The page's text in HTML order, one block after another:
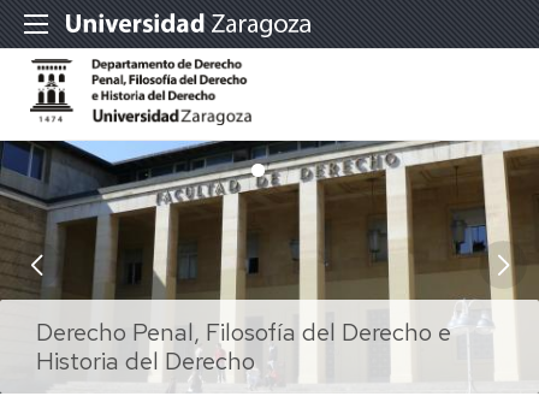
Derecho Penal, Filosofía del Derecho e
Historia del Derecho
Derecho Penal, Filosofía del Derecho e
Historia del Derecho